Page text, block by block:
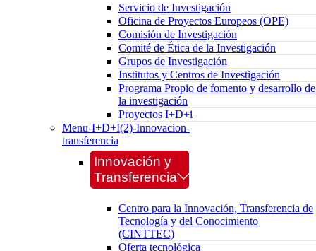
Servicio de Investigación
Oficina de Proyectos Europeos (OPE)
Comisión de Investigación
Comité de Ética de la Investigación
Grupos de Investigación
Institutos y Centros de Investigación
Programa Propio de fomento y desarrollo de
la investigación
Proyectos I+D+i
Menu-I+D+I(2)-Innovacion-
transferencia
Innovación y
Transferencia
Centro para la Innovación, Transferencia de
Tecnología y del Conocimiento
(CINTTEC)
Oferta tecnológica